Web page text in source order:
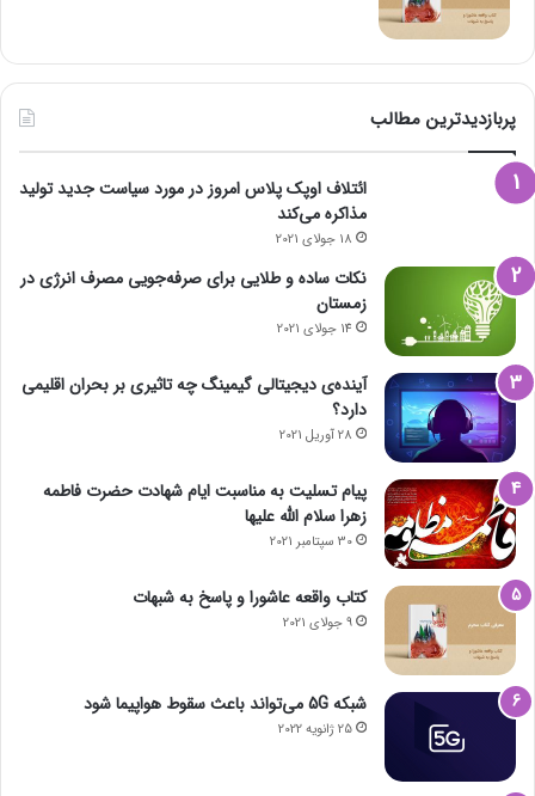
پربازدیدترین مطالب
ائتلاف اوپک پلاس امروز در مورد سیاست جدید تولید
مذاکره می‌کند
18 جولای 2021
نکات ساده و طلایی برای صرفه‌جویی مصرف انرژی در
زمستان
14 جولای 2021
آینده‌ی دیجیتالی گیمینگ چه تاثیری بر بحران اقلیمی
دارد؟
28 آوریل 2021
پیام تسلیت به مناسبت ایام شهادت حضرت فاطمه
زهرا سلام الله علیها
30 سپتامبر 2021
کتاب واقعه عاشورا و پاسخ به شبهات
9 جولای 2021
شبکه 5G می‌تواند باعث سقوط هواپیما شود
25 ژانویه 2022